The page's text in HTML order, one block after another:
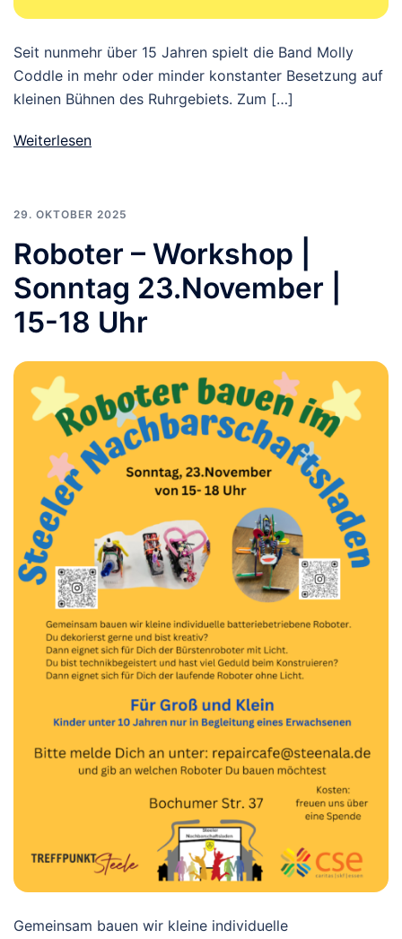
Seit nunmehr über 15 Jahren spielt die Band Molly
Coddle in mehr oder minder konstanter Besetzung auf
kleinen Bühnen des Ruhrgebiets. Zum […]
Weiterlesen
29. OKTOBER 2025
Roboter – Workshop |
Sonntag 23.November |
15-18 Uhr
Gemeinsam bauen wir kleine individuelle